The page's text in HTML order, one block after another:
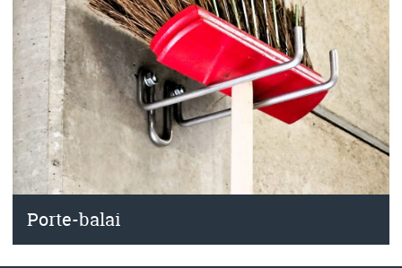
Porte-balai